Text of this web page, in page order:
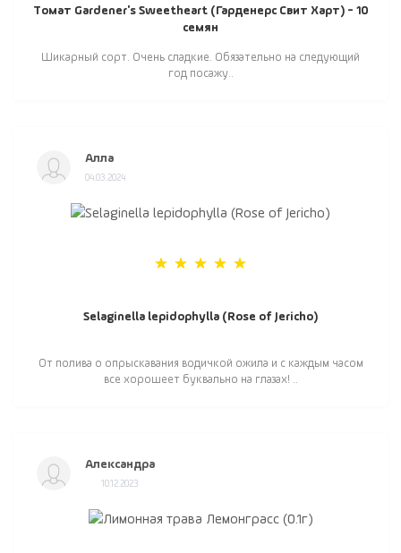
Томат Gardener's Sweetheart (Гарденерс Свит Харт) - 10
семян
Шикарный сорт. Очень сладкие. Обязательно на следующий
год посажу..
Алла
04.03.2024
Selaginella lepidophylla (Rose of Jericho)
От полива о опрыскавания водичкой ожила и с каждым часом
все хорошеет буквально на глазах! ..
Александра
10.12.2023